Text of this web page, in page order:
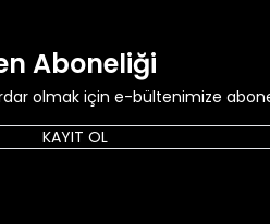
Aboneliği
olmak için e-bültenimize
KAYIT OL